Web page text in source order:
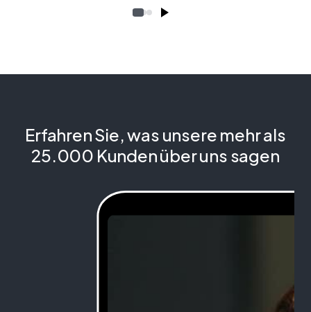
Erfahren Sie, was unsere mehr als
25.000 Kunden über uns sagen